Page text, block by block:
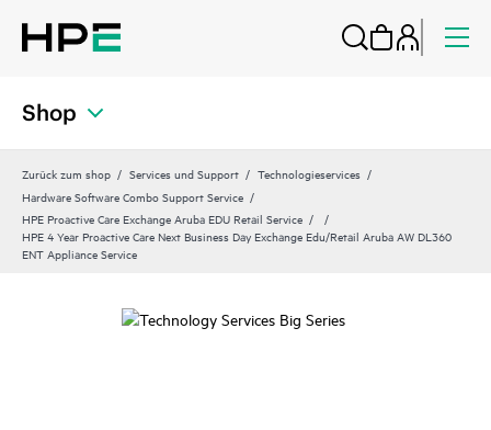
Shop
Zurück zum shop Services und Support
Technologieservices
Hardware Software Combo Support Service
HPE Proactive Care Exchange Aruba EDU Retail Service
HPE 4 Year Proactive Care Next Business Day Exchange Edu/Retail Aruba AW DL360
ENT Appliance Service